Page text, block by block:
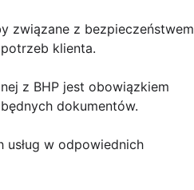
związane z bezpieczeństwem
klienta.
z BHP jest obowiązkiem
dokumentów.
w odpowiednich